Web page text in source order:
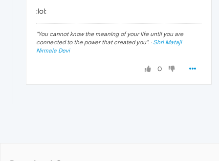
:lol:
"You cannot know the meaning of your life until you are
connected to the power that created you". · Shri Mataji
Nirmala Devi
0